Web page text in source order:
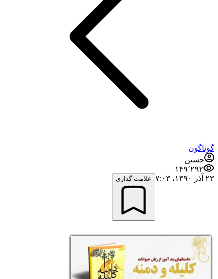
گوناگون
حسین
۱۴۹٬۲۹۲
۲۳ آذر ۱۳۹۰،‏ ۷:۰۳
علامت گذاری